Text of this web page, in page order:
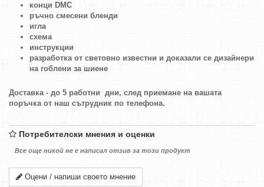
конци DMC
ръчно смесени бленди
игла
схема
инструкции
разработка от световно известни и доказали се дизайнери
на гоблени за шиене
Доставка - до 5 работни дни, след приемане на вашата
поръчка от наш сътрудник по телефона.
Потребителски мнения и оценки
Все още никой не е написал отзив за този продукт
Оцени / напиши своето мнение